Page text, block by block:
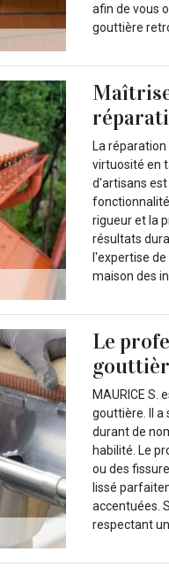
afin de vous
gouttière
La
virtuosité en
d'artisans
rigueur et la
résultats
l'expertise
maison des
Le
MAURICE
gouttière. Il a
durant de
habilité. Le
ou des
lissé
accentuées.
respectant